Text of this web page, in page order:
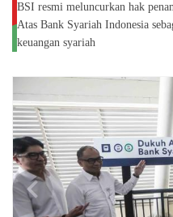
BSI resmi meluncurkan hak
Atas Bank Syariah Indonesia
keuangan syariah
chevron_left